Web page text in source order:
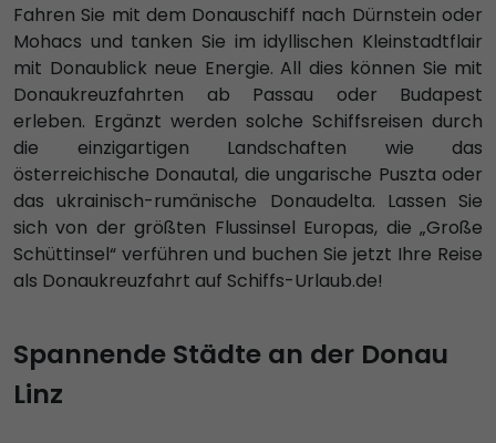
Fahren Sie mit dem Donauschiff nach Dürnstein oder
Mohacs und tanken Sie im idyllischen Kleinstadtflair
mit Donaublick neue Energie. All dies können Sie mit
Donaukreuzfahrten ab Passau oder Budapest
erleben. Ergänzt werden solche Schiffsreisen durch
die einzigartigen Landschaften wie das
österreichische Donautal, die ungarische Puszta oder
das ukrainisch-rumänische Donaudelta. Lassen Sie
sich von der größten Flussinsel Europas, die „Große
Schüttinsel“ verführen und buchen Sie jetzt Ihre Reise
als Donaukreuzfahrt auf Schiffs-Urlaub.de!
Spannende Städte an der Donau
Linz